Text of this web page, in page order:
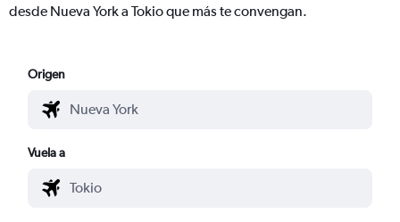
desde Nueva York a Tokio que más te convengan.
Origen
Vuela a